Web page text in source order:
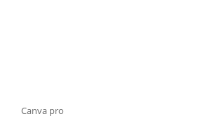
Canva pro